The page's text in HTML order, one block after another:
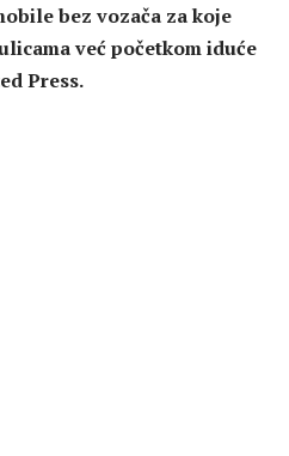
bez vozača za koje
već početkom iduće
Press.